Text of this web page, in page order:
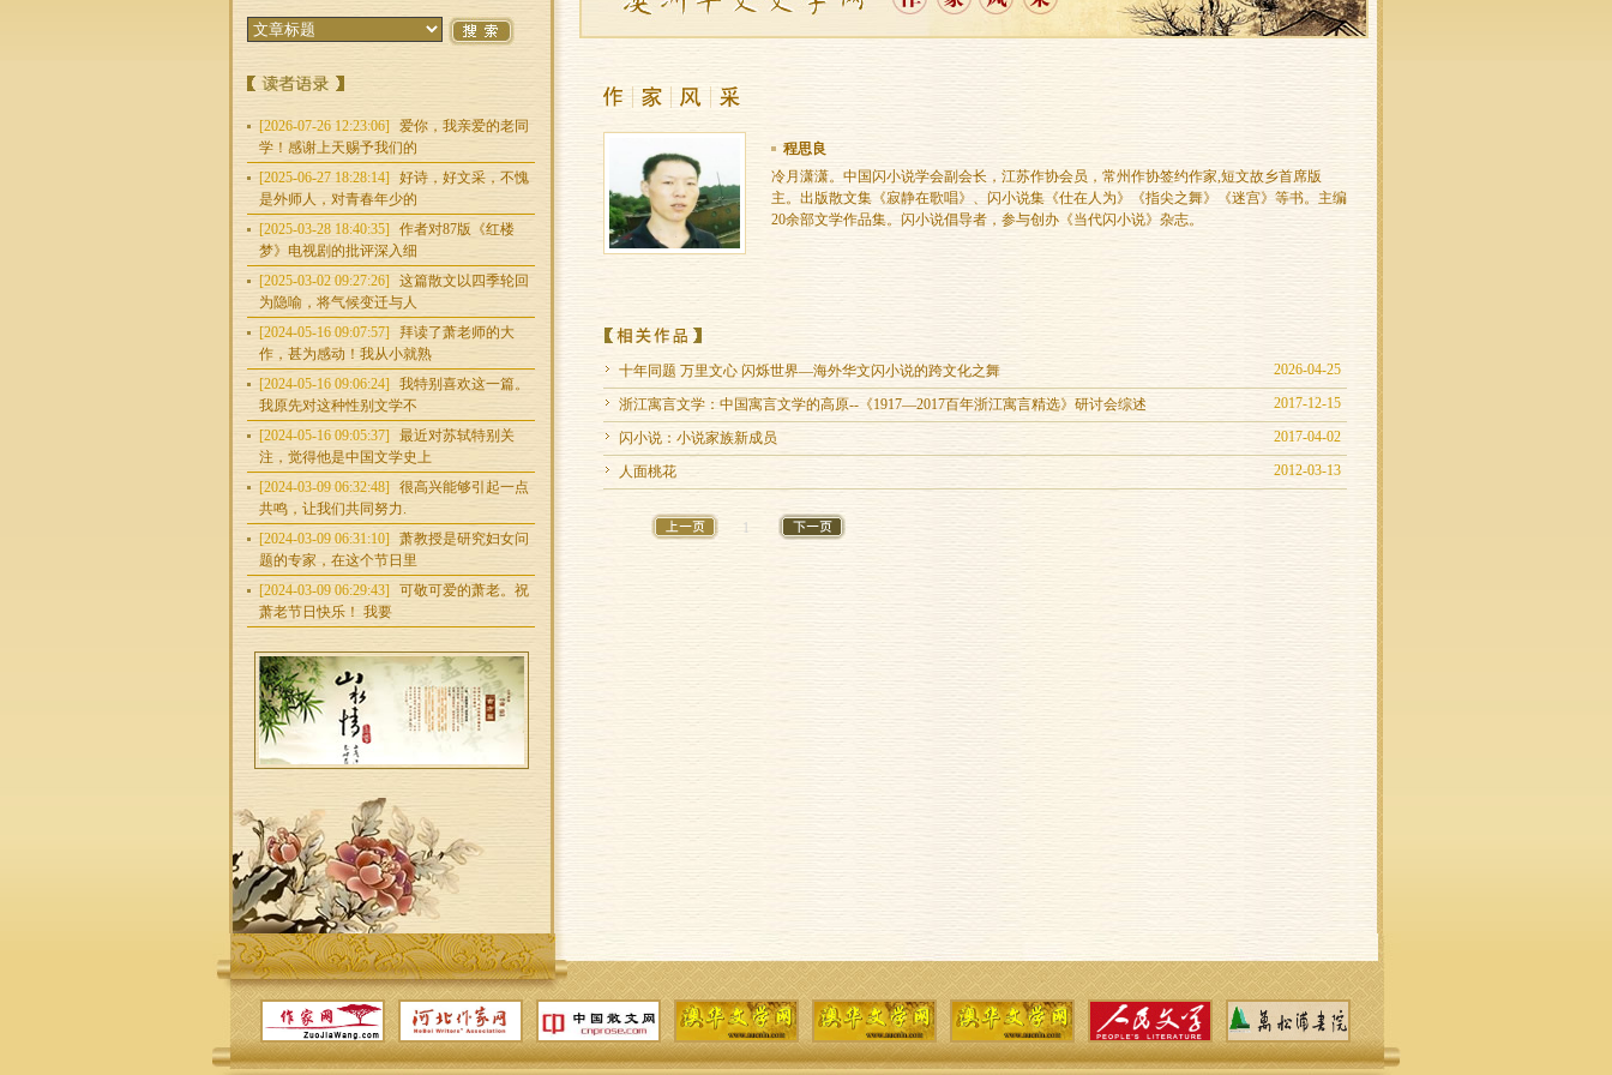
[2026-07-26 12:23:06]
爱你，我亲爱的老同
学！感谢上天赐予我们的
[2025-06-27 18:28:14]
好诗，好文采，不愧
是外师人，对青春年少的
[2025-03-28 18:40:35]
作者对87版《红楼
梦》电视剧的批评深入细
[2025-03-02 09:27:26]
这篇散文以四季轮回
为隐喻，将气候变迁与人
[2024-05-16 09:07:57]
拜读了萧老师的大
作，甚为感动！我从小就熟
[2024-05-16 09:06:24]
我特别喜欢这一篇。
我原先对这种性别文学不
[2024-05-16 09:05:37]
最近对苏轼特别关
注，觉得他是中国文学史上
[2024-03-09 06:32:48]
很高兴能够引起一点
共鸣，让我们共同努力.
[2024-03-09 06:31:10]
萧教授是研究妇女问
题的专家，在这个节日里
[2024-03-09 06:29:43]
可敬可爱的萧老。祝
萧老节日快乐！ 我要
程思良
冷月潇潇。中国闪小说学会副会长，江苏作协会员，常州作协签约作家,短文故乡首席版
主。出版散文集《寂静在歌唱》、闪小说集《仕在人为》《指尖之舞》《迷宫》等书。主编
20余部文学作品集。闪小说倡导者，参与创办《当代闪小说》杂志。
十年同题 万里文心 闪烁世界—海外华文闪小说的跨文化之舞 2026-04-25
浙江寓言文学：中国寓言文学的高原--《1917—2017百年浙江寓言精选》研讨会综述 2017-12-15
闪小说：小说家族新成员 2017-04-02
人面桃花 2012-03-13
1